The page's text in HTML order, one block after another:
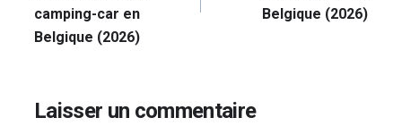
camping-car en
Belgique (2026)
Belgique (2026)
Laisser un commentaire